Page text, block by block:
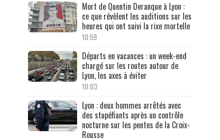
Mort de Quentin Deranque à Lyon :
ce que révèlent les auditions sur les
heures qui ont suivi la rixe mortelle
10:59
Départs en vacances : un week-end
chargé sur les routes autour de
Lyon, les axes à éviter
10:03
Lyon : deux hommes arrêtés avec
des stupéfiants après un contrôle
nocturne sur les pentes de la Croix-
Rousse